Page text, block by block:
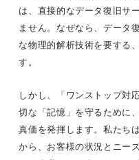
は、直接的なデータ復旧サ
ません。なぜなら、データ
な物理的解析技術を要する
す。
しかし、「ワンストップ対
切な「記憶」を守るために
真価を発揮します。私たち
から、お客様の状況とニー